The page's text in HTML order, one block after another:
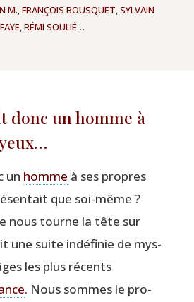
M.,FRANÇOIS BOUSQUET,SYLVAIN
,RÉMI SOULIÉ…
donc un homme à
un homme à ses propres
que soi-même ?
nous tourne la tête sur
une suite indé­fi­nie de mys­
les plus récents
. Nous sommes le pro­